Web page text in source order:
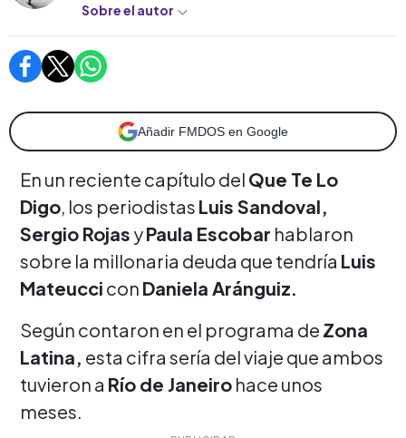
Sobre el autor
Añadir FMDOS en Google
En un reciente capítulo del Que Te Lo
Digo, los periodistas Luis Sandoval,
Sergio Rojas yPaula Escobar hablaron
sobre la millonaria deuda que tendría Luis
Mateucci con Daniela Aránguiz.
Según contaron en el programa de Zona
Latina, esta cifra sería del viaje que ambos
tuvieron a Río de Janeiro hace unos
meses.